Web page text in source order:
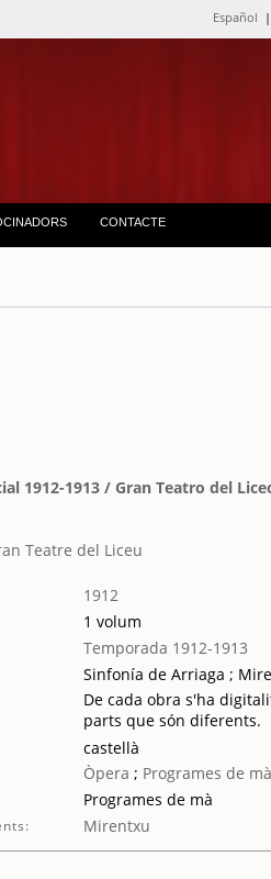
Español |
CONTACTE
1912-1913 / Gran Teatro del
Teatre del Liceu
1912
1 volum
Temporada 1912-1913
Sinfonía de Arriaga ;
De cada obra s'ha
parts que són diferents.
castellà
Òpera ; Programes de mà
Programes de mà
Mirentxu